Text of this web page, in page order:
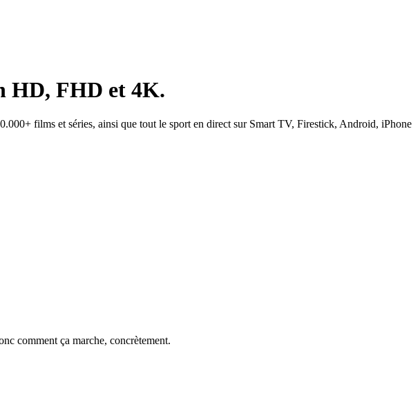
HD, FHD et 4K.
films et séries, ainsi que tout le sport en direct sur Smart TV, Firestick, Android, iPhone
comment ça marche, concrètement.